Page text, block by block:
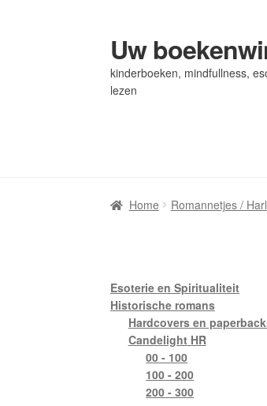
Ga
door
naar
Ga
naar
de
Uw
kinderboeken, mindfullness,
lezen
Home Romannetjes /
Esoterie en Spiritualiteit
Historische romans
Hardcovers en
Candelight HR
00 - 100
100 - 200
200 - 300